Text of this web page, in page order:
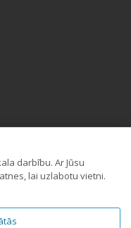
darbību. Ar Jūsu
lai uzlabotu vietni.